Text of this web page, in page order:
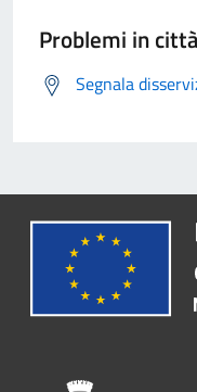
Problemi in città
Segnala